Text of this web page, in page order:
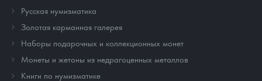
Русская нумизматика
Золотая карманная галерея
Наборы подарочных и коллекционных монет
Монеты и жетоны из недрагоценных металлов
Книги по нумизматике